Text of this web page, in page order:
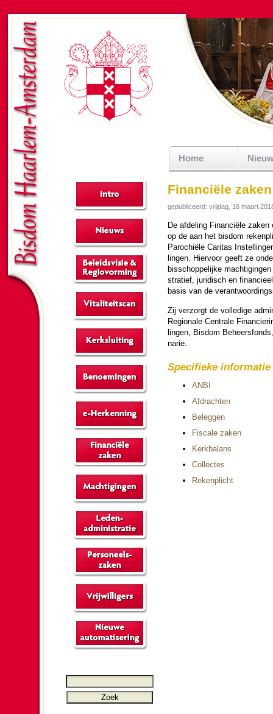
Home
Financiële zaken
gepubliceerd: vrijdag, 16 maart
De afdeling Finan­ciële
op de aan het bisdom
Parochiële Caritas
lingen. Hier­voor geeft ze
bis­schop­pe­lijke
stra­tief, juri­disch en
basis van de
Zij ver­zorgt de volle­dige
Regionale Centrale
lingen, Bisdom
narie.
Spe­ci­fie­ke in­for­ma­tie
ANBI
Afdrachten
Beleggen
Fiscale zaken
Kerk­ba­lans
Collectes
Rekenplicht